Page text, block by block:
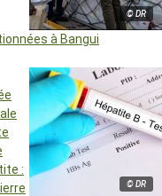
© DR
à Bangui
© DR
: